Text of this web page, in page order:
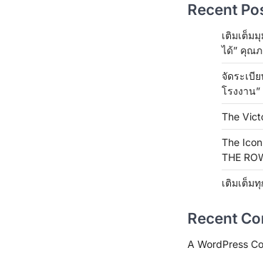
Recent
เติมเต็ม
ได้” คุณภ
จัดระเบี
โรงงาน
The
The
THE
เติมเต็ม
Recent
A WordPress